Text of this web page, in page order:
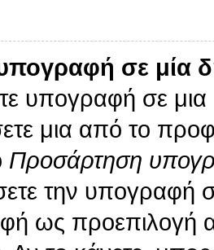
σε μία
υπογραφή σε
μια από το
Προσάρτηση
την υπογραφή
ως προεπιλογή